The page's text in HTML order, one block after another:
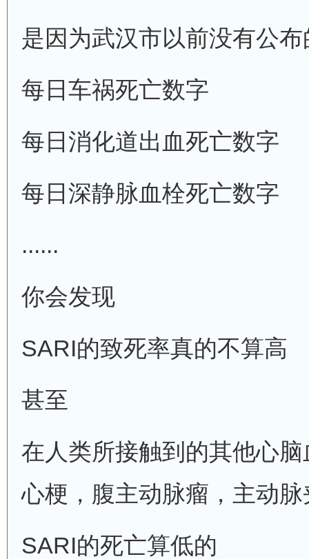
是因为武汉市以前没有公
每日车祸死亡数字
每日消化道出血死亡数字
每日深静脉血栓死亡数字
......
你会发现
SARI的致死率真的不算高
甚至
在人类所接触到的其他心
心梗，腹主动脉瘤，主动
SARI的死亡算低的